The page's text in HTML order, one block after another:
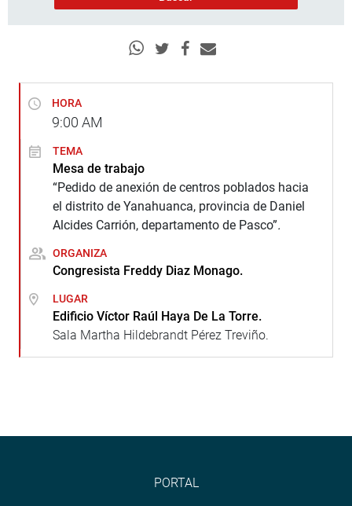
HORA
9:00 AM
TEMA
Mesa de trabajo
“Pedido de anexión de centros poblados hacia
el distrito de Yanahuanca, provincia de Daniel
Alcides Carrión, departamento de Pasco”.
ORGANIZA
Congresista Freddy Diaz Monago.
LUGAR
Edificio Víctor Raúl Haya De La Torre.
Sala Martha Hildebrandt Pérez Treviño.
PORTAL